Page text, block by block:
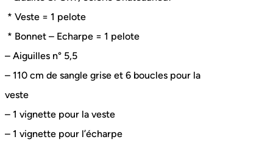
* Veste = 1 pelote
* Bonnet – Echarpe = 1 pelote
– Aiguilles n° 5,5
– 110 cm de sangle grise et 6 boucles pour la
veste
– 1 vignette pour la veste
– 1 vignette pour l’écharpe